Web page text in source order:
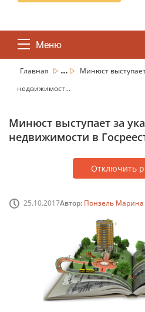
Меню
Главная ...
Минюст
недвижимост...
Минюст выступает за
недвижимости в
Отключить
25.10.2017Автор: Понзель Марина